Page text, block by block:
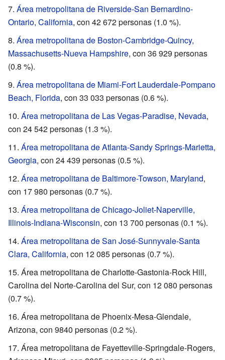
Área metropolitana de Riverside-San Bernardino-
Ontario, California, con 42 672 personas (1.0 %).
Área metropolitana de Boston-Cambridge-Quincy,
Massachusetts-Nueva Hampshire, con 36 929 personas
(0.8 %).
Área metropolitana de Miami-Fort Lauderdale-Pompano
Beach, Florida, con 33 033 personas (0.6 %).
Área metropolitana de Las Vegas-Paradise, Nevada,
con 24 542 personas (1.3 %).
Área metropolitana de Atlanta-Sandy Springs-Marietta,
Georgia, con 24 439 personas (0.5 %).
Área metropolitana de Baltimore-Towson, Maryland,
con 17 980 personas (0.7 %).
Área metropolitana de Chicago-Joliet-Naperville,
Illinois-Indiana-Wisconsin, con 13 700 personas (0.1 %).
Área metropolitana de San José-Sunnyvale-Santa
Clara, California, con 12 085 personas (0.7 %).
Área metropolitana de Charlotte-Gastonia-Rock Hill,
Carolina del Norte-Carolina del Sur, con 12 080 personas
(0.7 %).
Área metropolitana de Phoenix-Mesa-Glendale,
Arizona, con 9840 personas (0.2 %).
Área metropolitana de Fayetteville-Springdale-Rogers,